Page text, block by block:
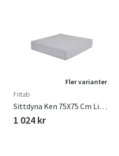
Fler varianter
Fritab
Sittdyna Ken 75X75 Cm Lightgrey
1 024 kr